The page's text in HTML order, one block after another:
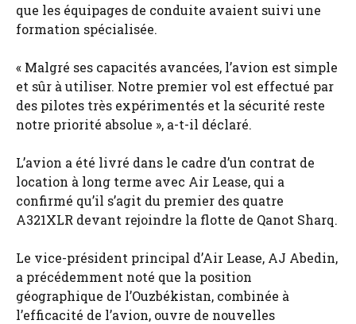
que les équipages de conduite avaient suivi une
formation spécialisée.
« Malgré ses capacités avancées, l’avion est simple
et sûr à utiliser. Notre premier vol est effectué par
des pilotes très expérimentés et la sécurité reste
notre priorité absolue », a-t-il déclaré.
L’avion a été livré dans le cadre d’un contrat de
location à long terme avec Air Lease, qui a
confirmé qu’il s’agit du premier des quatre
A321XLR devant rejoindre la flotte de Qanot Sharq.
Le vice-président principal d’Air Lease, AJ Abedin,
a précédemment noté que la position
géographique de l’Ouzbékistan, combinée à
l’efficacité de l’avion, ouvre de nouvelles